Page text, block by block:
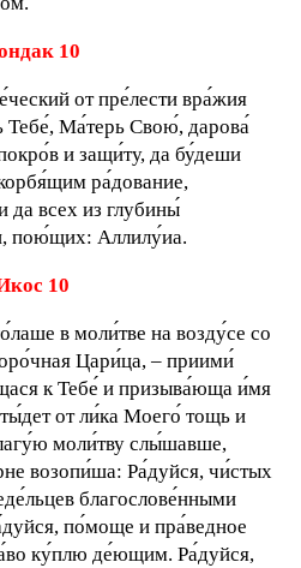
10
от пре́лести вра́жия
Тебе́, Ма́терь Свою́, дарова́
и защи́ту, да бу́деши
ра́дование,
да всех из глубины́
пою́щих: Аллилу́иа.
10
в моли́тве на возду́се со
Цари́ца, – приими́
к Тебе́ и призыва́юща и́мя
от ли́ка Моего́ тощь и
моли́тву слы́шавше,
возопи́ша: Ра́дуйся, чи́стых
благослове́нными
по́моще и пра́ведное
ку́плю де́ющим. Ра́дуйся,